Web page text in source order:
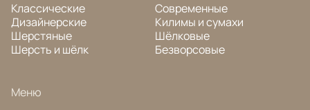
Классические
Дизайнерские
Шерстяные
Шерсть и шёлк
Современные
Килимы и сумахи
Шёлковые
Безворсовые
Меню